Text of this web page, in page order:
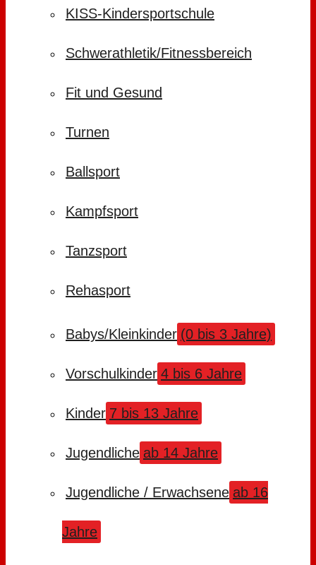
KISS-Kindersportschule
Schwerathletik/Fitnessbereich
Fit und Gesund
Turnen
Ballsport
Kampfsport
Tanzsport
Rehasport
Babys/Kleinkinder (0 bis 3 Jahre)
Vorschulkinder 4 bis 6 Jahre
Kinder 7 bis 13 Jahre
Jugendliche ab 14 Jahre
Jugendliche / Erwachsene ab 16
Jahre